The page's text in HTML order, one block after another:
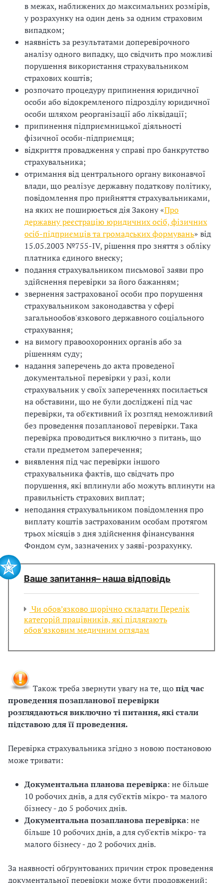
в межах, наближених до максимальних розмірів,
у розрахунку на один день за одним страховим
випадком;
наявність за результатами доперевірочного
аналізу одного випадку, що свідчить про можливі
порушення використання страхувальником
страхових коштів;
розпочато процедуру припинення юридичної
особи або відокремленого підрозділу юридичної
особи шляхом реорганізації або ліквідації;
припинення підприємницької діяльності
фізичної особи-підприємця;
відкриття провадження у справі про банкрутство
страхувальника;
отримання від центрального органу виконавчої
влади, що реалізує державну податкову політику,
повідомлення про прийняття страхувальниками,
на яких не поширюється дія Закону «Про
державну реєстрацію юридичних осіб, фізичних
осіб-підприємців та громадських формувань» від
15.05.2003 №755-IV, рішення про зняття з обліку
платника єдиного внеску;
подання страхувальником письмової заяви про
здійснення перевірки за його бажанням;
звернення застрахованої особи про порушення
страхувальником законодавства у сфері
загальнообов'язкового державного соціального
страхування;
на вимогу правоохоронних органів або за
рішенням суду;
надання заперечень до акта проведеної
документальної перевірки у разі, коли
страхувальник у своїх запереченнях посилається
на обставини, що не були досліджені під час
перевірки, та об'єктивний їх розгляд неможливий
без проведення позапланової перевірки. Така
перевірка проводиться виключно з питань, що
стали предметом заперечення;
виявлення під час перевірки іншого
страхувальника фактів, що свідчать про
порушення, які вплинули або можуть вплинути на
правильність страхових виплат;
неподання страхувальником повідомлення про
виплату коштів застрахованим особам протягом
трьох місяців з дня здійснення фінансування
Фондом сум, зазначених у заяві-розрахунку.
Ваше запитання– наша відповідь
Чи обов’язково щорічно складати Перелік
категорій працівників, які підлягають
обов’язковим медичним оглядам
Також треба звернути увагу на те, щопід час
проведення позапланової перевірки
розглядаються виключно ті питання, які стали
підставою для її проведення.
Перевірка страхувальника згідно з новою постановою
може тривати:
Документальна планова перевірка: не більше
10 робочих днів, а для суб'єктів мікро- та малого
бізнесу - до 5 робочих днів.
Документальна позапланова перевірка: не
більше 10 робочих днів, а для суб'єктів мікро- та
малого бізнесу - до 2 робочих днів.
За наявності обґрунтованих причин строк проведення
документальної перевірки може бути продовжений: